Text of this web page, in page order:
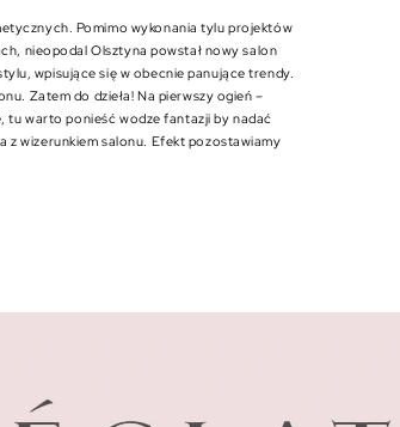
Pomimo wykonania tylu projektów
nieopodal Olsztyna powstał nowy salon
wpisujące się w obecnie panujące trendy.
Zatem do dzieła! Na pierwszy ogień –
tu warto ponieść wodze fantazji by nadać
z wizerunkiem salonu. Efekt pozostawiamy